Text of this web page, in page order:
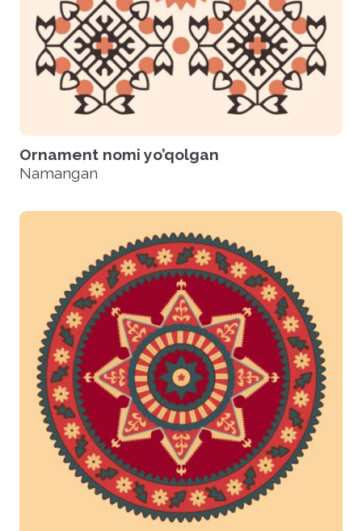
Ornament nomi yo’qolgan
Namangan